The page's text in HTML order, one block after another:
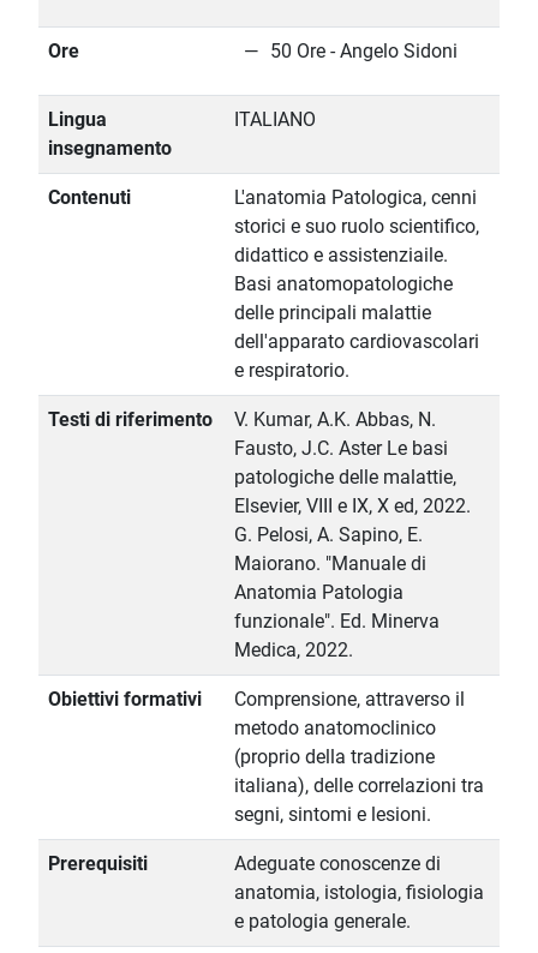
Ore 50 Ore - Angelo Sidoni
Lingua
insegnamento
ITALIANO
Contenuti
L'anatomia Patologica, cenni
storici e suo ruolo scientifico,
didattico e assistenziaile.
Basi anatomopatologiche
delle principali malattie
dell'apparato cardiovascolari
e respiratorio.
Testi di riferimento
V. Kumar, A.K. Abbas, N.
Fausto, J.C. Aster Le basi
patologiche delle malattie,
Elsevier, VIII e IX, X ed, 2022.
G. Pelosi, A. Sapino, E.
Maiorano. "Manuale di
Anatomia Patologia
funzionale". Ed. Minerva
Medica, 2022.
Obiettivi formativi
Comprensione, attraverso il
metodo anatomoclinico
(proprio della tradizione
italiana), delle correlazioni tra
segni, sintomi e lesioni.
Prerequisiti
Adeguate conoscenze di
anatomia, istologia, fisiologia
e patologia generale.